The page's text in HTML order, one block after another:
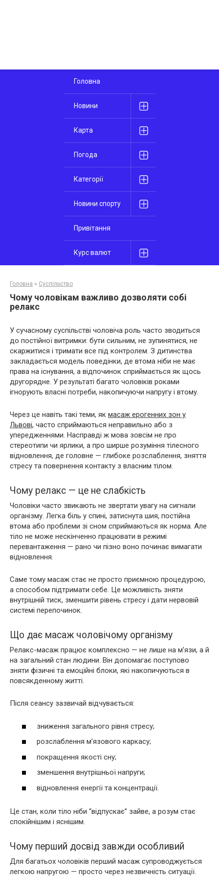
Головна
Новини
Карта
Погода
Категорії
Новини спорту
Привітання
Курс валют
Головна » Суспільство
Чому чоловікам важливо дозволяти собі
релакс
У сучасному суспільстві чоловіча роль часто зводиться
до постійної витримки: бути сильним, не зупинятися, не
скаржитися і тримати все під контролем. З дитинства
закладається модель поведінки, де втома ніби не має
права на існування, а відпочинок сприймається як щось
другорядне. У результаті багато чоловіків роками
ігнорують власні потреби, накопичуючи напругу і втому.
Через це навіть такі теми, як масаж ерогенних зон у
Львові, часто сприймаються неправильно або з
упередженнями. Насправді ж мова зовсім не про
стереотипи чи ярлики, а про ширше розуміння тілесного
відновлення, де головне — глибоке розслаблення, зняття
стресу та повернення контакту з власним тілом.
Чому релакс — це не слабкість
Чоловіки часто звикають не звертати увагу на сигнали
організму. Легка біль у спині, затиснута шия, постійна
втома або проблеми зі сном сприймаються як норма. Але
тіло не може нескінченно працювати в режимі
перевантаження — рано чи пізно воно починає вимагати
відновлення.
Саме тому масаж стає не просто приємною процедурою,
а способом підтримати себе. Це можливість зняти
внутрішній тиск, зменшити рівень стресу і дати нервовій
системі перепочинок.
Що дає масаж чоловічому організму
Релакс-масаж працює комплексно — не лише на м’язи, а й
на загальний стан людини. Він допомагає поступово
зняти фізичні та емоційні блоки, які накопичуються в
повсякденному житті.
Після сеансу зазвичай відчувається:
зниження загального рівня стресу;
розслаблення м’язового каркасу;
покращення якості сну;
зменшення внутрішньої напруги;
відновлення енергії та концентрації.
Це стан, коли тіло ніби “відпускає” зайве, а розум стає
спокійнішим і яснішим.
Чому перший досвід завжди особливий
Для багатьох чоловіків перший масаж супроводжується
легкою напругою — просто через незвичність ситуації.